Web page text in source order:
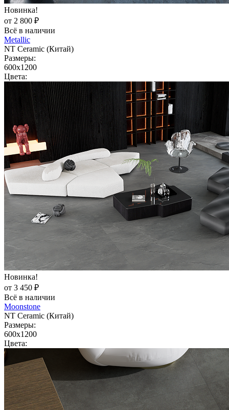
Новинка!
от 2 800 ₽
Всё в наличии
Metallic
NT Ceramic (Китай)
Размеры:
600x1200
Цвета:
Новинка!
от 3 450 ₽
Всё в наличии
Moonstone
NT Ceramic (Китай)
Размеры:
600x1200
Цвета: